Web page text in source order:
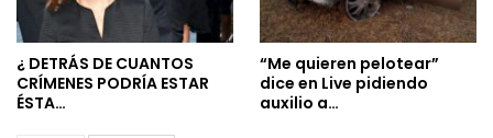
¿ DETRÁS DE CUANTOS
CRÍMENES PODRÍA ESTAR
ÉSTA…
“Me quieren pelotear”
dice en Live pidiendo
auxilio a…